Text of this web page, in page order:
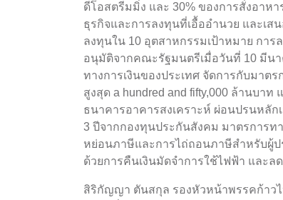
ดีโอสตรีมมิ่ง และ 30% ของการสั่งอาห
ธุรกิจและการลงทุนที่เอื้ออำนวย และเ
ลงทุนใน 10 อุตสาหกรรมเป้าหมาย การ
อนุมัติจากคณะรัฐมนตรีเมื่อวันที่ 10 มีน
ทางการเงินของประเทศ จัดการกับมาต
สูงสุด a hundred and fifty,000 ล้านบา
ธนาคารอาคารสงเคราะห์ ผ่อนปรนหลั
3 ปีจากกองทุนประกันสังคม มาตรการท
หย่อนภาษีและการไถ่ถอนภาษีสำหรับผู้
ด้วยการคืนเงินมัดจำการใช้ไฟฟ้า และล
สิริกัญญา ตันสกุล รองหัวหน้าพรรคก้าวไ